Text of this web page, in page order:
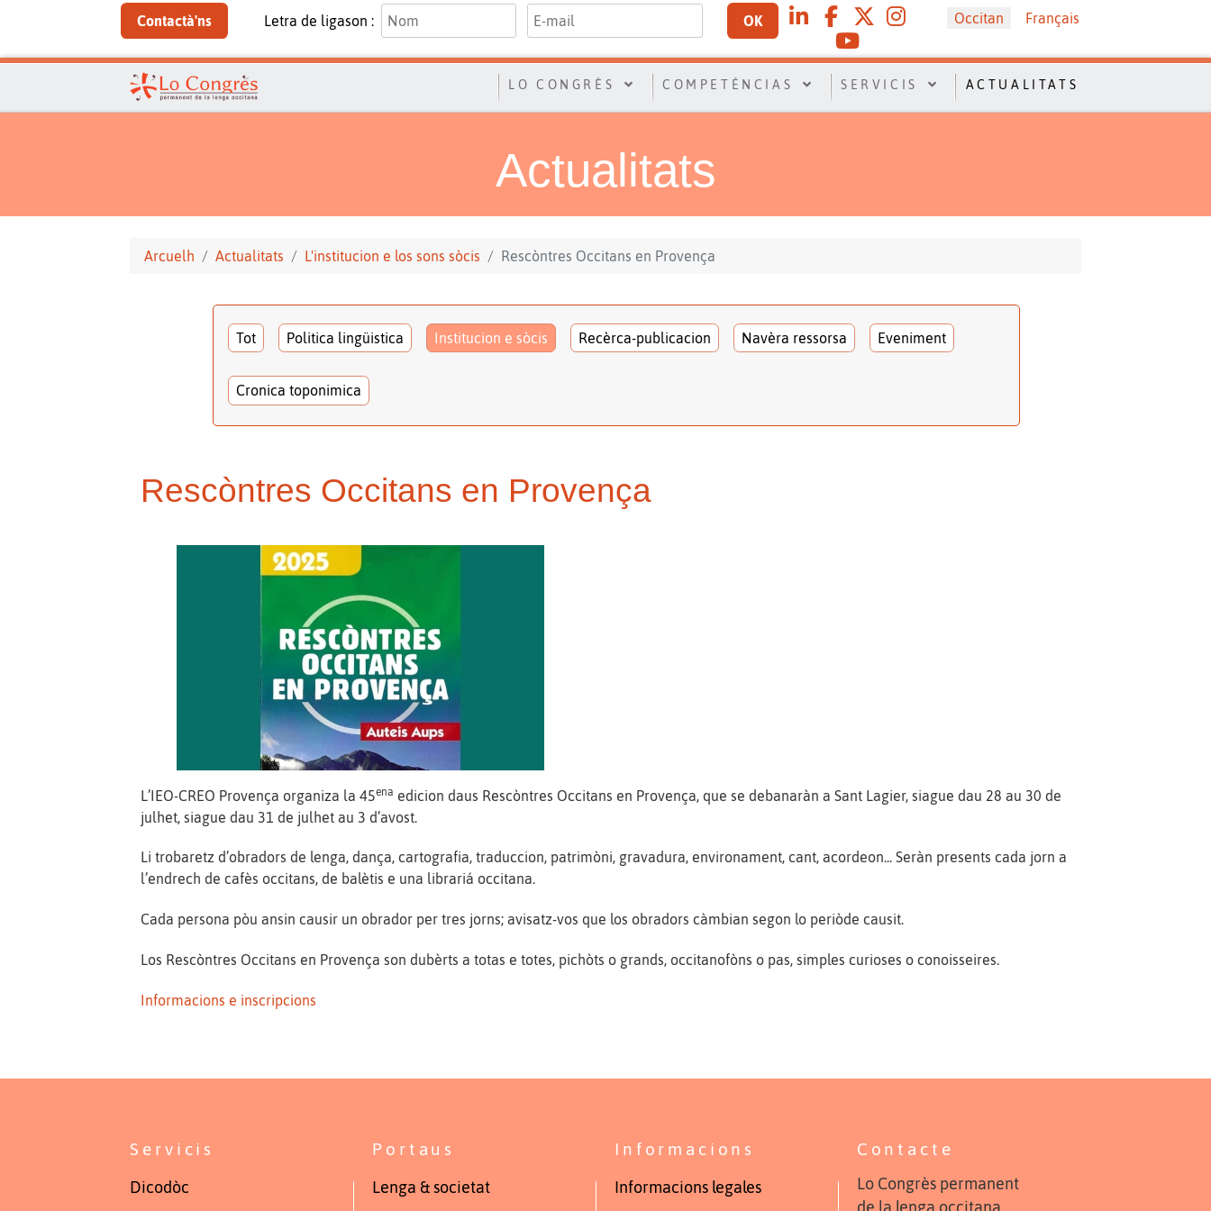
Contactà'ns Letra de ligason : OK Sélectionnez votre langue
Occitan Français
LO CONGRÈS COMPETÉNCIAS SERVICIS ACTUALITATS
Actualitats
Arcuelh Actualitats L'institucion e los sons sòcis Rescòntres Occitans en Provença
Tot Politica lingüistica Institucion e sòcis Recèrca-publicacion Navèra ressorsa Eveniment
Cronica toponimica
Rescòntres Occitans en Provença
L’IEO-CREO Provença organiza la 45ena edicion daus Rescòntres Occitans en Provença, que se debanaràn a Sant Lagier, siague dau 28 au 30 de
julhet, siague dau 31 de julhet au 3 d’avost.
Li trobaretz d’obradors de lenga, dança, cartografia, traduccion, patrimòni, gravadura, environament, cant, acordeon... Seràn presents cada jorn a
l’endrech de cafès occitans, de balètis e una librariá occitana.
Cada persona pòu ansin causir un obrador per tres jorns; avisatz-vos que los obradors càmbian segon lo periòde causit.
Los Rescòntres Occitans en Provença son dubèrts a totas e totes, pichòts o grands, occitanofòns o pas, simples curioses o conoisseires.
Informacions e inscripcions
Servicis
Dicodòc
Portaus
Lenga & societat
Informacions
Informacions legales
Contacte
Lo Congrès permanent